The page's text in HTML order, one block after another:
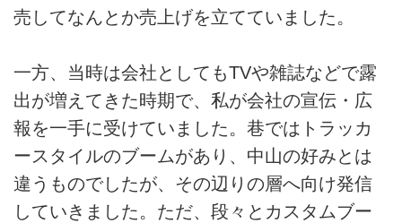
売してなんとか売上げを立てていました。
一方、当時は会社としてもTVや雑誌などで露
出が増えてきた時期で、私が会社の宣伝・広
報を一手に受けていました。巷ではトラッカ
ースタイルのブームがあり、中山の好みとは
違うものでしたが、その辺りの層へ向け発信
していきました。ただ、段々とカスタムブー